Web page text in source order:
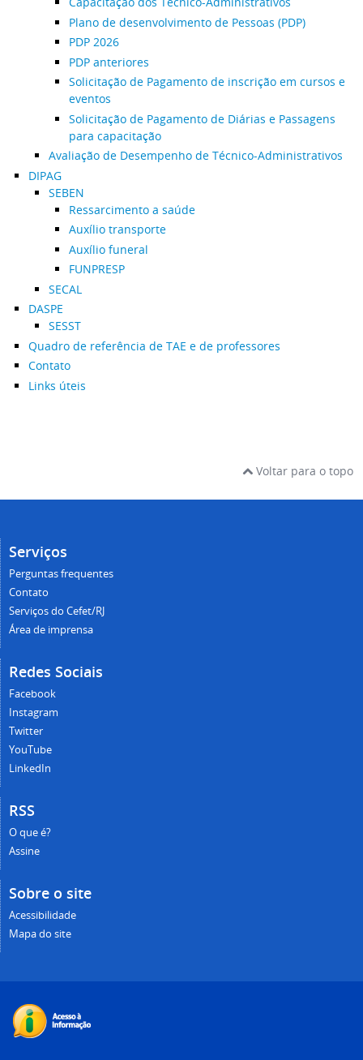
Plano de desenvolvimento de Pessoas (PDP)
PDP 2026
PDP anteriores
Solicitação de Pagamento de inscrição em cursos e
eventos
Solicitação de Pagamento de Diárias e Passagens
para capacitação
Avaliação de Desempenho de Técnico-Administrativos
DIPAG
SEBEN
Ressarcimento a saúde
Auxílio transporte
Auxílio funeral
FUNPRESP
SECAL
DASPE
SESST
Quadro de referência de TAE e de professores
Contato
Links úteis
Voltar para o topo
Serviços
Perguntas frequentes
Contato
Serviços do Cefet/RJ
Área de imprensa
Redes Sociais
Facebook
Instagram
Twitter
YouTube
LinkedIn
RSS
O que é?
Assine
Sobre o site
Acessibilidade
Mapa do site